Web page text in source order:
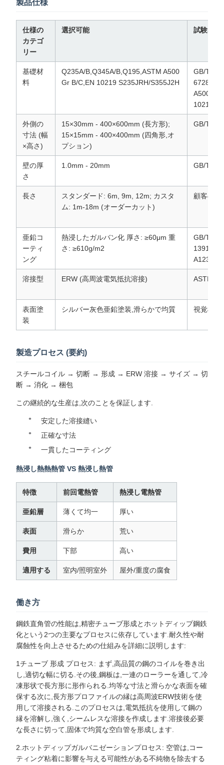
製品仕様
仕様の
カテゴ
リー
選択可能 試験基準
基礎材
料
Q235A/B,Q345A/B,Q195,ASTM A500
Gr B/C,EN 10219 S235JRH/S355J2H
GB/T
A500,EN
10219
外側の
寸法 (幅
×高さ)
15×30mm - 400×600mm (長方形);
15×15mm - 400×400mm (四角形,オ
プション)
GB/T
壁の厚
さ
1.0mm - 20mm GB/T
長さ
スタンダード: 6m, 9m, 12m; カスタ
ム: 1m-18m (オーダーカット)
顧客の要
亜鉛コ
ーティ
ング
熱浸したガルバン化 厚さ: ≥60μm 重
さ: ≥610g/m2
GB/T
A123
溶接型 ERW (高周波電気抵抗溶接) ASTM
表面塗
装
シルバー灰色亜鉛塗装,滑らかで均質 視覚検査
製造プロセス (要約)
スチールコイル → 切断 → 形成 → ERW 溶接 → サイズ → 切
断 → 消化 → 梱包
この継続的な生産は,次のことを保証します.
安定した溶接縫い
正確な寸法
一貫したコーティング
熱浸し熱熱熱管 VS 熱浸し熱管
特徴 前回電熱管 熱浸し電熱管
亜鉛層 薄くて均一 厚い
表面 滑らか 荒い
費用 下部 高い
適用する 室内/照明室外 屋外/重度の腐食
働き方
鋼鉄直角管の性能は,精密チューブ形成とホットディップ鋼鉄
化という2つの主要なプロセスに依存しています.耐久性や耐
腐蝕性を向上させるための仕組みを詳細に説明します:
1チューブ 形成 プロセス: まず,高品質の鋼のコイルを巻き出
し,適切な幅に切る.その後,鋼板は,一連のローラーを通して,冷
凍形状で長方形に形作られる.均等な寸法と滑らかな表面を確
保する次に,長方形プロファイルの縁は高周波ERW技術を使
用して溶接される.このプロセスは,電気抵抗を使用して鋼の
縁を溶解し,強く,シームレスな溶接を作成します.溶接後必要
な長さに切って,固体で均質な空白管を形成します.
2.ホットディップガルバニゼーションプロセス: 空管は,コー
ティング粘着に影響を与える可能性がある不純物を除去する